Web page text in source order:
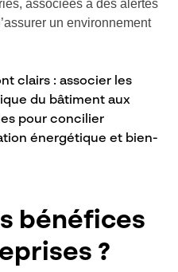
associées à des alertes
un environnement
clairs : associer les
du bâtiment aux
pour concilier
énergétique et bien-
bénéfices
?